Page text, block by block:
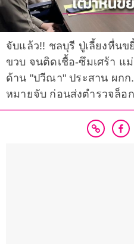
จับแล้ว!! ชลบุรี ปู่เลี้ยงหื่น
ขวบ จนติดเชื้อ-ซึมเศร้า แ
ด้าน "ปวีณา" ประสาน ผก
หมายจับ ก่อนส่งตำรวจล็อ